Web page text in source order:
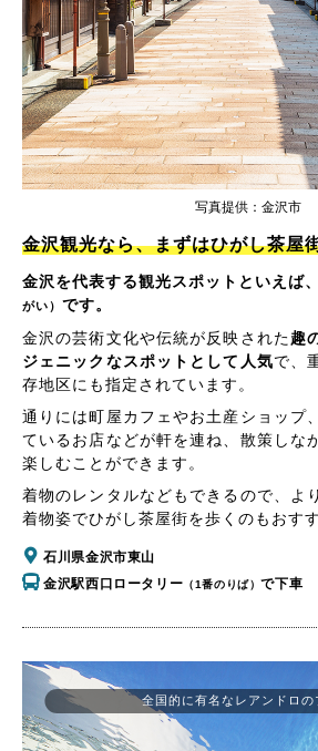
写真提供：金沢市
金沢観光なら、まずはひがし茶屋
金沢を代表する観光スポットといえば
がい） です。
金沢の芸術文化や伝統が反映された趣
ジェニックなスポットとして人気で、
存地区にも指定されています。
通りには町屋カフェやお土産ショップ
ているお店などが軒を連ね、散策しな
楽しむことができます。
着物のレンタルなどもできるので、よ
着物姿でひがし茶屋街を歩くのもおす
石川県金沢市東山
金沢駅西口ロータリー （1番のりば）で下車
全国的に有名なレアンドロの